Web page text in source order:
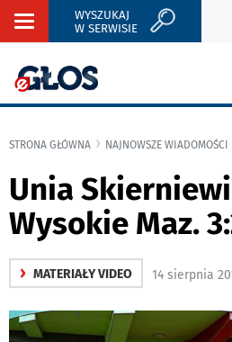
Rozwiń
WYSZUKAJ
W SERWISIE
STRONA GŁÓWNA NAJNOWSZE WIADOMOŚCI
Unia
Wysokie Maz.
› MATERIAŁY VIDEO 14 sierpnia